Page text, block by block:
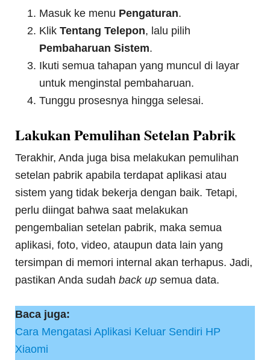
Masuk ke menu Pengaturan.
KlikTentang Telepon, lalu pilih
Pembaharuan Sistem.
Ikuti semua tahapan yang muncul di layar
untuk menginstal pembaharuan.
Tunggu prosesnya hingga selesai.
Lakukan Pemulihan Setelan Pabrik
Terakhir, Anda juga bisa melakukan pemulihan
setelan pabrik apabila terdapat aplikasi atau
sistem yang tidak bekerja dengan baik. Tetapi,
perlu diingat bahwa saat melakukan
pengembalian setelan pabrik, maka semua
aplikasi, foto, video, ataupun data lain yang
tersimpan di memori internal akan terhapus. Jadi,
pastikan Anda sudahback up semua data.
Baca juga:
Cara Mengatasi Aplikasi Keluar Sendiri HP
Xiaomi